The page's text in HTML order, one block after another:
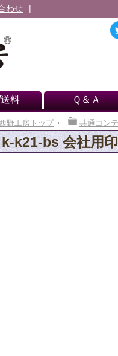
わせ
料 Ｑ＆Ａ
野工房トップ 共通コン
k21-bs 会社用